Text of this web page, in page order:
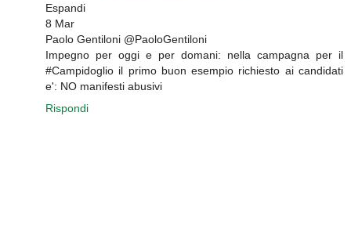
Espandi
8 Mar
Paolo Gentiloni @PaoloGentiloni
Impegno per oggi e per domani: nella campagna per il
#Campidoglio il primo buon esempio richiesto ai candidati
e': NO manifesti abusivi
Rispondi